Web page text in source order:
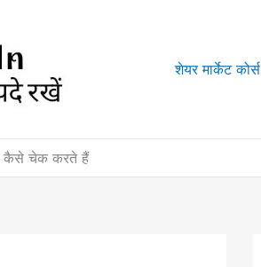
शेयर मार्केट कोर्स
कैसे चेक करते हैं